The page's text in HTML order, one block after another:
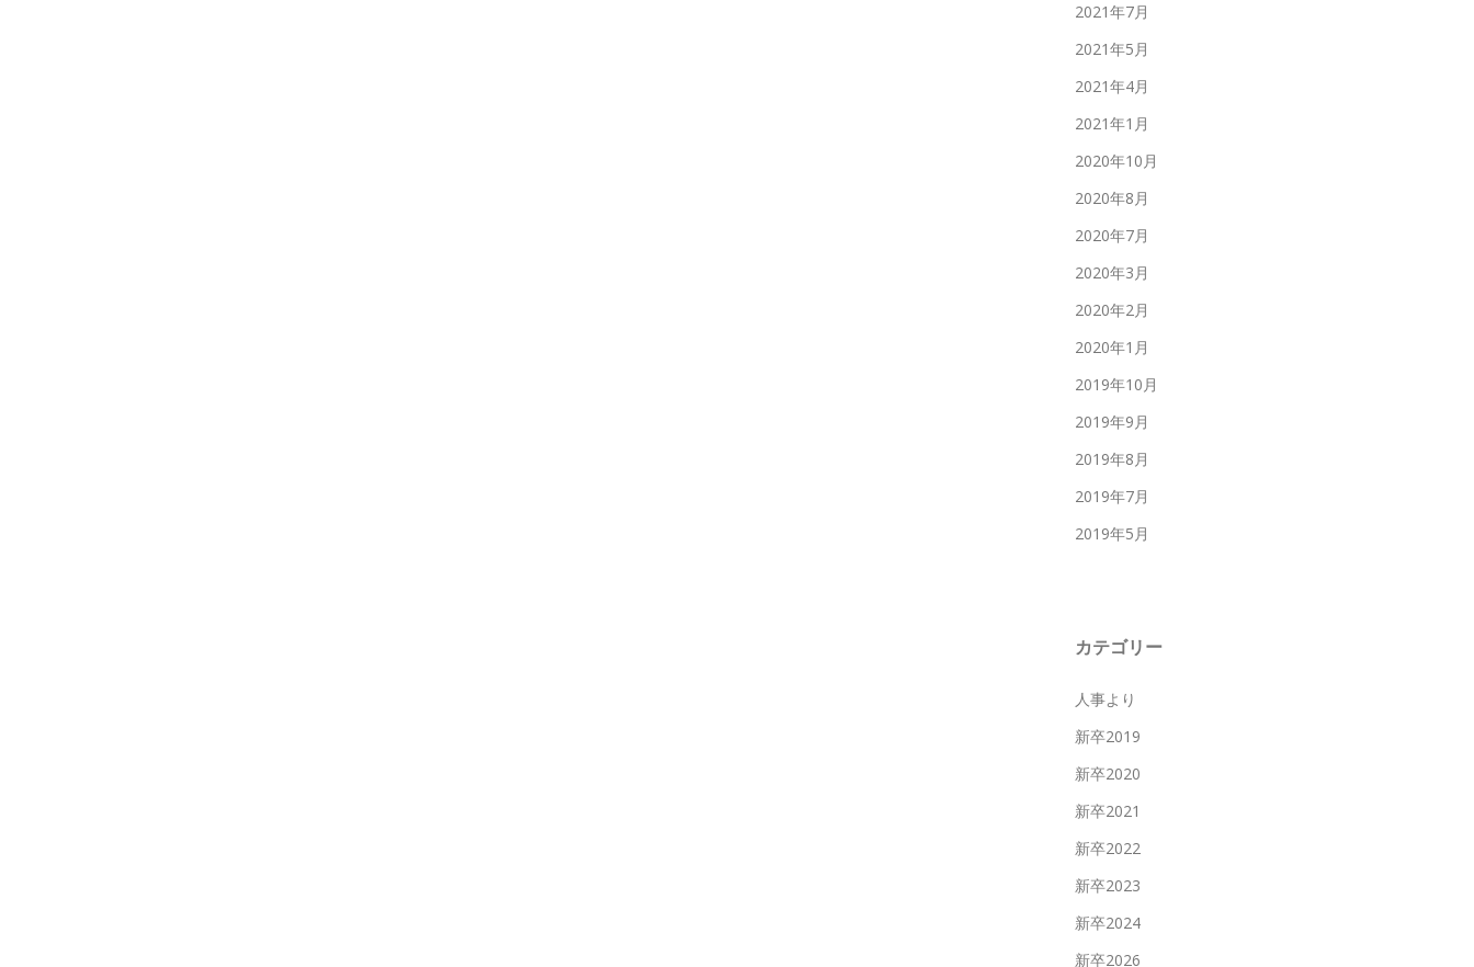
2021年7月
2021年5月
2021年4月
2021年1月
2020年10月
2020年8月
2020年7月
2020年3月
2020年2月
2020年1月
2019年10月
2019年9月
2019年8月
2019年7月
2019年5月
カテゴリー
人事より
新卒2019
新卒2020
新卒2021
新卒2022
新卒2023
新卒2024
新卒2026